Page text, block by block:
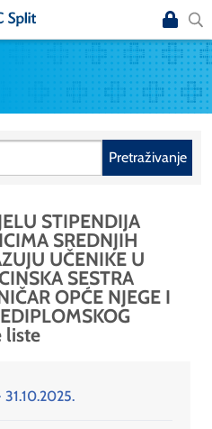
Pretraživanje
STIPENDIJA
SREDNJIH
UČENIKE U
SESTRA
OPĆE NJEGE I
liste